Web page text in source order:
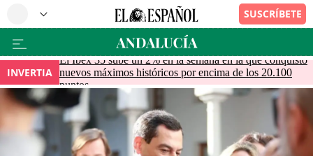
INVERTIA
El Ibex 35 sube un 2% en la semana en la que conquistó
nuevos máximos históricos por encima de los 20.100
puntos